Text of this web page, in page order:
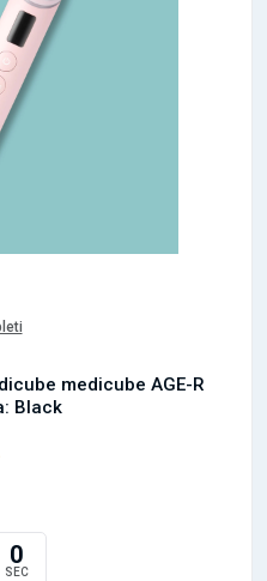
medicube AGE-R
Black
0
SEC